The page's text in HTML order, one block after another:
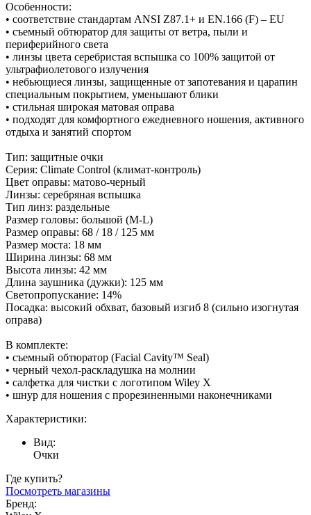
Особенности:
• соответствие стандартам ANSI Z87.1+ и EN.166 (F) – EU
• съемный обтюратор для защиты от ветра, пыли и
периферийного света
• линзы цвета серебристая вспышка со 100% защитой от
ультрафиолетового излучения
• небьющиеся линзы, защищенные от запотевания и царапин
специальным покрытием, уменьшают блики
• стильная широкая матовая оправа
• подходят для комфортного ежедневного ношения, активного
отдыха и занятий спортом
Тип: защитные очки
Серия: Climate Control (климат-контроль)
Цвет оправы: матово-черный
Линзы: серебряная вспышка
Тип линз: раздельные
Размер головы: большой (M-L)
Размер оправы: 68 / 18 / 125 мм
Размер моста: 18 мм
Ширина линзы: 68 мм
Высота линзы: 42 мм
Длина заушника (дужки): 125 мм
Светопропускание: 14%
Посадка: высокий обхват, базовый изгиб 8 (сильно изогнутая
оправа)
В комплекте:
• съемный обтюратор (Facial Cavity™ Seal)
• черный чехол-раскладушка на молнии
• салфетка для чистки с логотипом Wiley X
• шнур для ношения с прорезиненными наконечниками
Характеристики:
Вид:
Очки
Где купить?
Посмотреть магазины
Бренд: